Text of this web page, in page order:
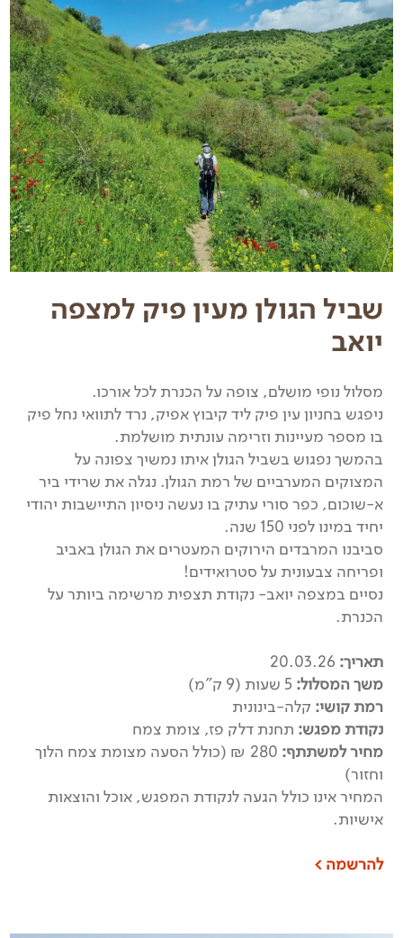
שביל הגולן מעין פיק למצפה
יואב
מסלול נופי מושלם, צופה על הכנרת לכל אורכו.
ניפגש בחניון עין פיק ליד קיבוץ אפיק, נרד לתוואי נחל פיק
בו מספר מעיינות וזרימה עונתית מושלמת.
בהמשך נפגוש בשביל הגולן איתו נמשיך צפונה על
המצוקים המערביים של רמת הגולן. נגלה את שרידי ביר
א-שוכום, כפר סורי עתיק בו נעשה ניסיון התיישבות יהודי
יחיד במינו לפני 150 שנה.
סביבנו המרבדים הירוקים המעטרים את הגולן באביב
ופריחה צבעונית על סטרואידים!
נסיים במצפה יואב- נקודת תצפית מרשימה ביותר על
הכנרת.
תאריך: 20.03.26
משך המסלול:
רמת קושי: קלה-בינונית
נקודת מפגש: תחנת דלק פז, צומת צמח
מחיר למשתתף:
280 ₪ (כולל הסעה מצומת צמח הלוך
וחזור)
המחיר אינו כולל הגעה לנקודת המפגש, אוכל והוצאות
אישיות.
להרשמה >